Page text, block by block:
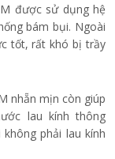
được sử dụng hệ
bám bụi. Ngoài
tốt, rất khó bị trầy
nhẵn mịn còn giúp
lau kính thông
phải lau kính